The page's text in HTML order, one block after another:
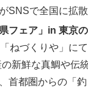
SNSで全国に拡散
フェア」in 東京
ねづくりや」に
新鮮な真鯛や伝
首都圏からの「